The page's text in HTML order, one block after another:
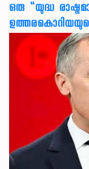
ഒരു “യുദ്ധ
ഉത്തരകൊറിയയുടെ